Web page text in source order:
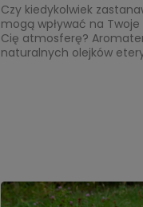
Czy kiedykolwiek
mogą wpływać na
Cię atmosferę?
naturalnych olejków
artykule opowiemy, na
dobrać olejki i jak